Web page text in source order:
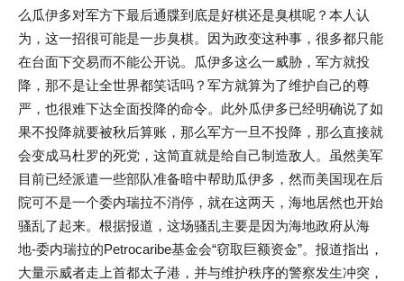
么瓜伊多对军方下最后通牒到底是好棋还是臭棋呢？本人认
为，这一招很可能是一步臭棋。因为政变这种事，很多都只能
在台面下交易而不能公开说。瓜伊多这么一威胁，军方就投
降，那不是让全世界都笑话吗？军方就算为了维护自己的尊
严，也很难下达全面投降的命令。此外瓜伊多已经明确说了如
果不投降就要被秋后算账，那么军方一旦不投降，那么直接就
会变成马杜罗的死党，这简直就是给自己制造敌人。虽然美军
目前已经派遣一些部队准备暗中帮助瓜伊多，然而美国现在后
院可不是一个委内瑞拉不消停，就在这两天，海地居然也开始
骚乱了起来。根据报道，这场骚乱主要是因为海地政府从海
地-委内瑞拉的Petrocaribe基金会“窃取巨额资金”。报道指出，
大量示威者走上首都太子港，并与维护秩序的警察发生冲突，